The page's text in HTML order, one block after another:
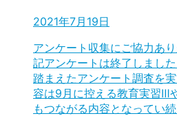
2021年7月19日
アンケート収集にご協力あ
記アンケートは終了しまし
踏まえたアンケート調査を
容は9月に控える教育実習Ⅲ
もつながる内容となってい